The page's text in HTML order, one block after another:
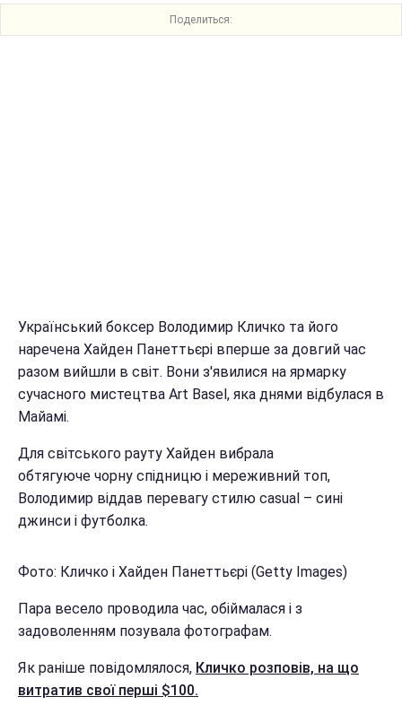
Поделиться:
Український боксер Володимир Кличко та його
наречена Хайден Панеттьєрі вперше за довгий час
разом вийшли в світ. Вони з'явилися на ярмарку
сучасного мистецтва Art Basel, яка днями відбулася в
Майамі.
Для світського рауту Хайден вибрала
обтягуючe чорну спідницю і мереживний топ,
Володимир віддав перевагу стилю casual – сині
джинси і футболка.
Фото: Кличко і Хайден Панеттьєрі (Getty Images)
Пара весело проводила час, обіймалася і з
задоволенням позувала фотографам.
Як раніше повідомлялося, Кличко розповів, на що
витратив свої перші $100.